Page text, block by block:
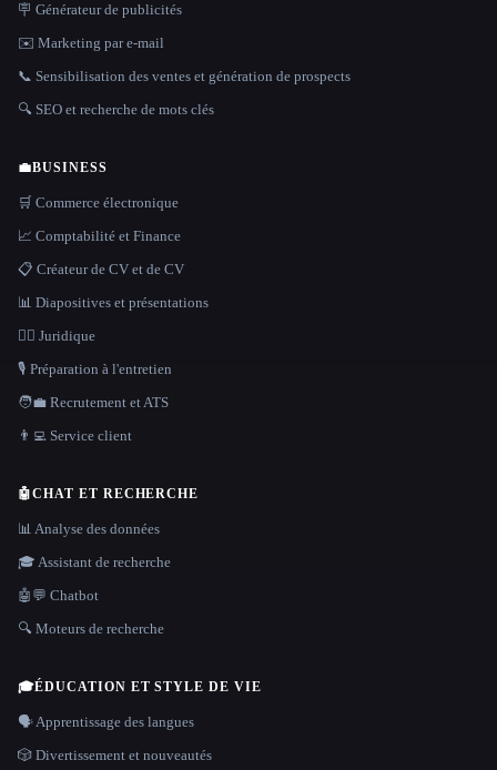
🪧 Générateur de publicités
✉️ Marketing par e-mail
📞 Sensibilisation des ventes et génération de prospects
🔍 SEO et recherche de mots clés
💼BUSINESS
🛒 Commerce électronique
📈 Comptabilité et Finance
📋 Créateur de CV et de CV
📊 Diapositives et présentations
👩‍⚖️ Juridique
🎙️ Préparation à l'entretien
🧑‍💼 Recrutement et ATS
👨‍💻 Service client
🤖CHAT ET RECHERCHE
📊 Analyse des données
🎓 Assistant de recherche
🤖💬 Chatbot
🔍 Moteurs de recherche
🎓ÉDUCATION ET STYLE DE VIE
🗣️ Apprentissage des langues
🎲 Divertissement et nouveautés